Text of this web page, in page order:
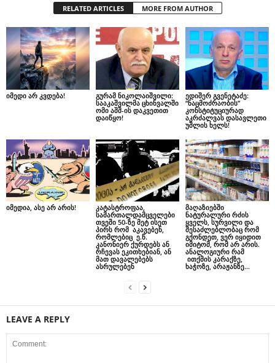
RELATED ARTICLES MORE FROM AUTHOR
იმედი არ კვდება!
გურამ ნიკოლაიშვილი:
სააკაშვილმა ცხინვალში
ომი აშშ-ის დაკვეთით
დაიწყო!
ედიშერ გვენეტაძე:
“ნაცმოძრაობის”
კონსტიტუციურად
აკრძალვას დასავლეთი
უშლის ხელს!
იმედია, ასე არ არის!
კატასტროფაა,
სამართალდამცველები
თვეში 50-ზე მეტ ისეთ
პირს რომ აკავებენ,
რომლებიც ე.წ.
კანონიერ ქურდებს ან
რჩევას ეკითხებიან, ან
მათ დავალებებს
ასრულებენ
მაღაზიებში
ნატურალური რძის
ყველს, სურვილი და
შესაძლებლობაც რომ
გქონდეთ, ვერ იყიდით
იმიტომ, რომ არ არის.
ანალოგიური რამ
ითქმის კარაქზე,
ხაჭოზე, არაჟანზე…
LEAVE A REPLY